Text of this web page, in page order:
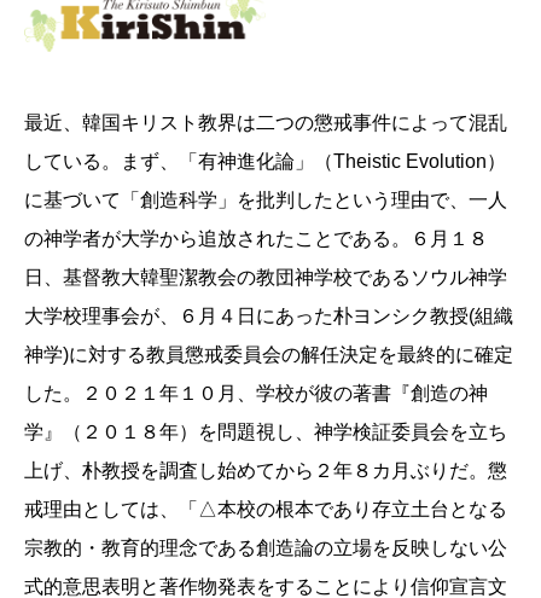
最近、韓国キリスト教界は二つの懲戒事件によって混乱
している。まず、「有神進化論」（Theistic Evolution）
に基づいて「創造科学」を批判したという理由で、一人
の神学者が大学から追放されたことである。６月１８
日、基督教大韓聖潔教会の教団神学校であるソウル神学
大学校理事会が、６月４日にあった朴ヨンシク教授(組織
神学)に対する教員懲戒委員会の解任決定を最終的に確定
した。２０２１年１０月、学校が彼の著書『創造の神
学』（２０１８年）を問題視し、神学検証委員会を立ち
上げ、朴教授を調査し始めてから２年８カ月ぶりだ。懲
戒理由としては、「△本校の根本であり存立土台となる
宗教的・教育的理念である創造論の立場を反映しない公
式的意思表明と著作物発表をすることにより信仰宣言文